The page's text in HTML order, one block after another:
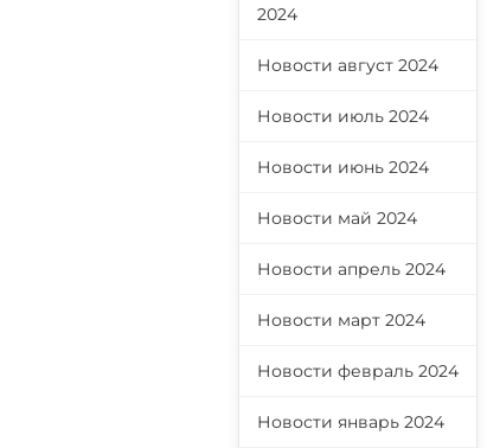
2024
Новости август 2024
Новости июль 2024
Новости июнь 2024
Новости май 2024
Новости апрель 2024
Новости март 2024
Новости февраль 2024
Новости январь 2024